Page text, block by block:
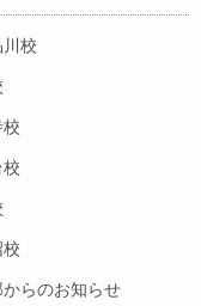
校
からのお知らせ